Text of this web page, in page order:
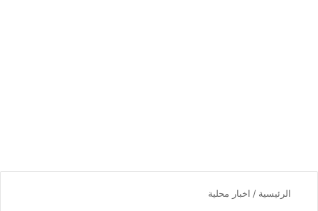
الرئيسية / اخبار محلية